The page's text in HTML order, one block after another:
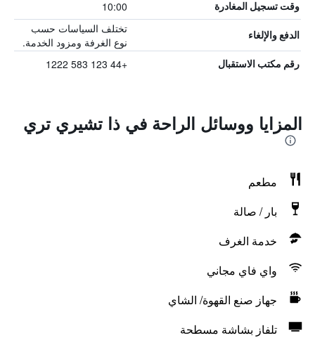
وقت تسجيل المغادرة 10:00
الدفع والإلغاء
تختلف السياسات حسب
نوع الغرفة ومزود الخدمة.
رقم مكتب الاستقبال +44 123 583 1222
المزايا ووسائل الراحة في ذا تشيري تري
مطعم
بار / صالة
خدمة الغرف
واي فاي مجاني
جهاز صنع القهوة/ الشاي
تلفاز بشاشة مسطحة